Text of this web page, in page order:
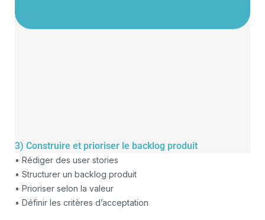
3) Construire et prioriser le backlog produit
• Rédiger des user stories
• Structurer un backlog produit
• Prioriser selon la valeur
• Définir les critères d’acceptation